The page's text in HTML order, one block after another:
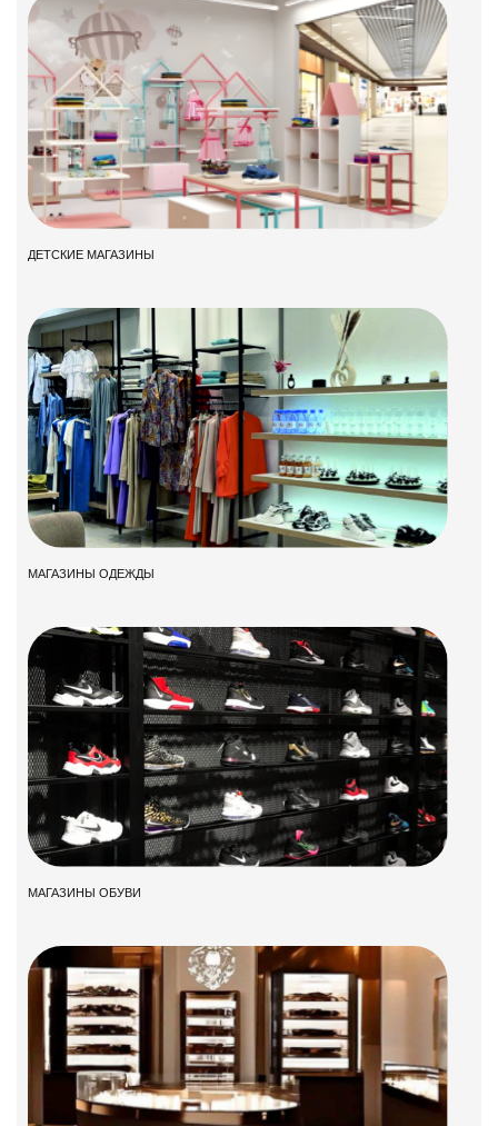
ДЕТСКИЕ МАГАЗИНЫ
МАГАЗИНЫ ОДЕЖДЫ
МАГАЗИНЫ ОБУВИ